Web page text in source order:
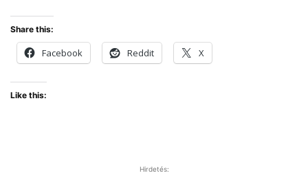
Share this:
Facebook Reddit X
Like this:
Hirdetés: